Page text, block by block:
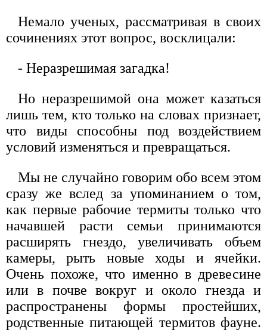
Немало ученых, рассматривая в своих
сочинениях этот вопрос, восклицали:
- Неразрешимая загадка!
Но неразрешимой она может казаться
лишь тем, кто только на словах признает,
что виды способны под воздействием
условий изменяться и превращаться.
Мы не случайно говорим обо всем этом
сразу же вслед за упоминанием о том,
как первые рабочие термиты только что
начавшей расти семьи принимаются
расширять гнездо, увеличивать объем
камеры, рыть новые ходы и ячейки.
Очень похоже, что именно в древесине
или в почве вокруг и около гнезда и
распространены формы простейших,
родственные питающей термитов фауне.